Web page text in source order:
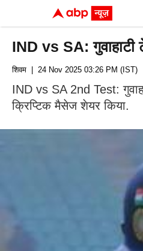
IND vs SA: गुवाहाटी
शिवम | 24 Nov 2025 03:26 PM (IST)
IND vs SA 2nd Test:
क्रिप्टिक मैसेज शेयर किया.